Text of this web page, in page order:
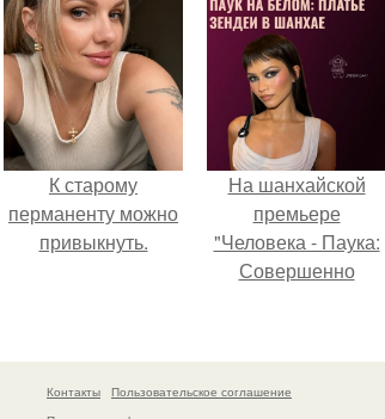
К старому
перманенту можно
привыкнуть.
На шанхайской
премьере
"Человека - Паука:
Совершенно
просто очередной
наряд, а настоящий
Контакты
Пользовательское соглашение